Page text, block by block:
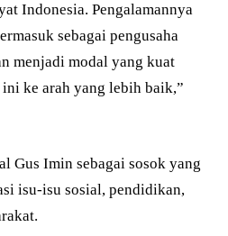
Indonesia. Pengalamannya
sebagai pengusaha
menjadi modal yang kuat
ke arah yang lebih baik,”
Gus Imin sebagai sosok yang
isu-isu sosial, pendidikan,